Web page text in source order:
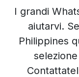
I grandi
aiutarvi.
Philippines